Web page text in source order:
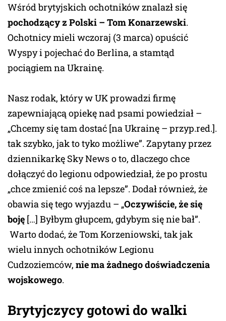
Wśród brytyjskich ochotników znalazł się
pochodzący z Polski – Tom Konarzewski.
Ochotnicy mieli wczoraj (3 marca) opuścić
Wyspy i pojechać do Berlina, a stamtąd
pociągiem na Ukrainę.
Nasz rodak, który w UK prowadzi firmę
zapewniającą opiekę nad psami powiedział –
„Chcemy się tam dostać [na Ukrainę – przyp.red.].
tak szybko, jak to tyko możliwe”. Zapytany przez
dziennikarkę Sky News o to, dlaczego chce
dołączyć do legionu odpowiedział, że po prostu
„chce zmienić coś na lepsze”. Dodał również, że
obawia się tego wyjazdu – „Oczywiście, że się
boję […] Byłbym głupcem, gdybym się nie bał”.
Warto dodać, że Tom Korzeniowski, tak jak
wielu innych ochotników Legionu
Cudzoziemców, nie ma żadnego doświadczenia
wojskowego.
Brytyjczycy gotowi do walki